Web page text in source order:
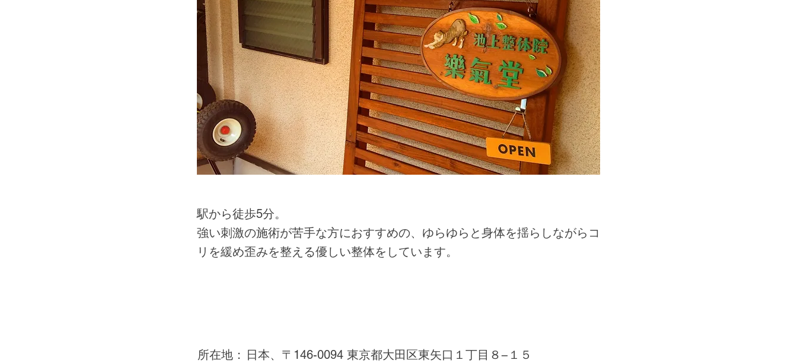
駅から徒歩5分。
強い刺激の施術が苦手な方におすすめの、ゆらゆらと身体を揺らしながらコ
リを緩め歪みを整える優しい整体をしています。
所在地： 日本、〒146-0094 東京都大田区東矢口１丁目８−１５